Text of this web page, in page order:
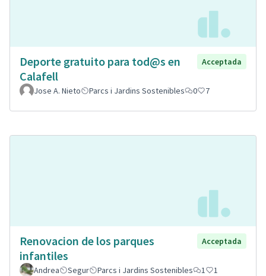
Deporte gratuito para tod@s en
Calafell
Acceptada
Jose A. Nieto Parcs i Jardins Sostenibles 0 7
Renovacion de los parques
infantiles
Acceptada
Andrea Segur Parcs i Jardins Sostenibles 1 1